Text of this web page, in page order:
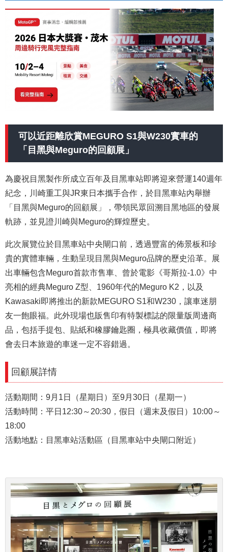
可以近距離欣賞MEGURO S1與W230實車的
「目黑與Meguro的回顧展」
為慶祝目黑製作所成立百年及目黑車站即將迎來營運140週年
紀念，川崎重工與JR東日本攜手合作，於目黑車站內舉辦
「目黑與Meguro的回顧展」，帶領民眾回溯目黑地區的發展
軌跡，並見證川崎與Meguro的輝煌歷史。
此次展覽位於目黑車站中央閘口前，透過豐富的佈景板和珍
貴的實體車輛，生動呈現目黑與Meguro品牌的歷史沿革。展
出車輛包含Meguro首款市售車、曾於電影《哥斯拉-1.0》中
亮相的經典Meguro Z型、1960年代的Meguro K2，以及
Kawasaki即將推出的新款MEGURO S1和W230，讓車迷朋
友一飽眼福。此外現場也販售印有特製標誌的限量版周邊商
品，包括手提包、貼紙和橡膠鑰匙圈，極具收藏價值，即將
會去日本旅遊的車迷一定不容錯過。
回顧展詳情
活動期間：9月1日（星期日）至9月30日（星期一）
活動時間：平日12:30～20:30，假日（週末及假日）10:00～
18:00
活動地點：目黑車站活動區（目黑車站中央閘口附近）